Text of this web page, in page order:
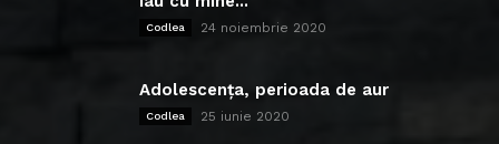
Codlea 24 noiembrie 2020
Adolescența, perioada de aur
Codlea 25 iunie 2020